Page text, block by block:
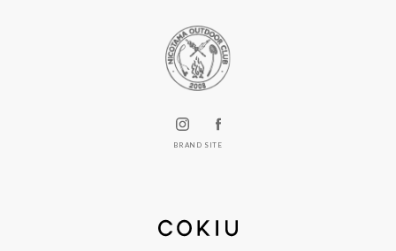
BRAND SITE